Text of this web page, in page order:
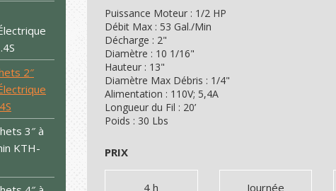
2″
3″ à
KTH-
Puissance Moteur : 1/2 HP
Débit Max : 53 Gal./Min
Décharge : 2"
Diamètre : 10 1/16"
Hauteur : 13"
Diamètre Max Débris : 1/4"
Alimentation : 110V; 5,4A
Longueur du Fil : 20’
Poids : 30 Lbs
PRIX
4 h Journée